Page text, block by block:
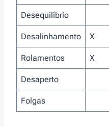
Desequilíbrio
Desalinhamento X
Rolamentos X
Desaperto
Folgas